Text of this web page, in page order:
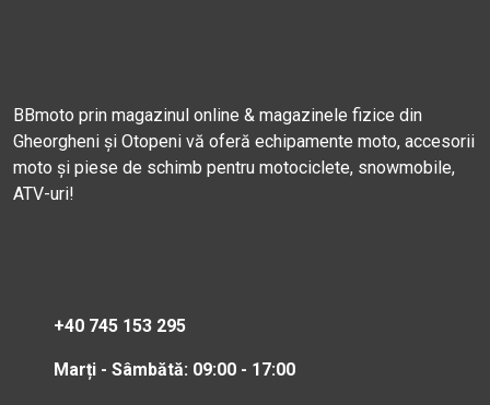
BBmoto prin magazinul online & magazinele fizice din
Gheorgheni și Otopeni vă oferă echipamente moto, accesorii
moto și piese de schimb pentru motociclete, snowmobile,
ATV-uri!
+40 745 153 295
Marți - Sâmbătă: 09:00 - 17:00